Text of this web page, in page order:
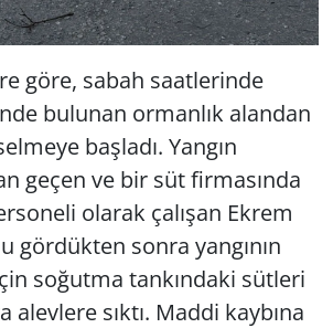
göre, sabah saatlerinde
bulunan ormanlık alandan
başladı. Yangın
geçen ve bir süt firmasında
olarak çalışan Ekrem
gördükten sonra yangının
soğutma tankındaki sütleri
alevlere sıktı. Maddi kaybına